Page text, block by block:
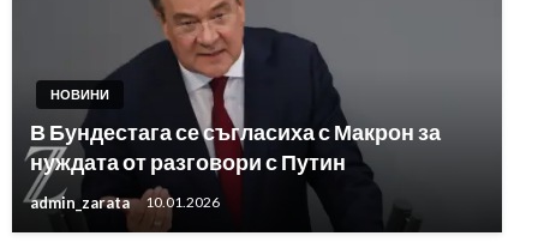
НОВИНИ
В Бундестага се съгласиха с Макрон за
нуждата от разговори с Путин
admin_zarata 10.01.2026